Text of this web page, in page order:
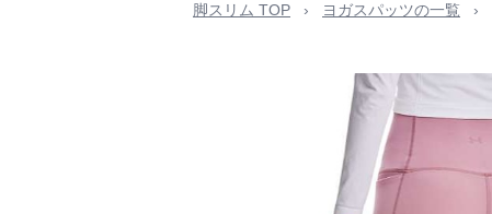
脚スリム TOP › ヨガスパッツの一覧 ›